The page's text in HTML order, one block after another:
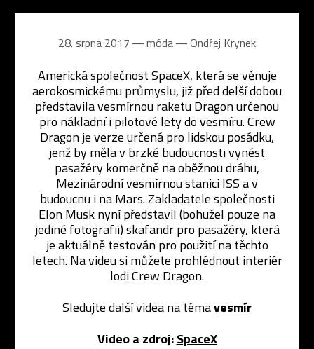
28. srpna 2017 ― móda ―Ondřej Krynek
Americká společnost SpaceX, která se věnuje
aerokosmickému průmyslu, již před delší dobou
představila vesmírnou raketu Dragon určenou
pro nákladní i pilotové lety do vesmíru. Crew
Dragon je verze určená pro lidskou posádku,
jenž by měla v brzké budoucnosti vynést
pasažéry komerčně na oběžnou dráhu,
Mezinárodní vesmírnou stanici ISS a v
budoucnu i na Mars. Zakladatele společnosti
Elon Musk nyní představil (bohužel pouze na
jediné fotografii) skafandr pro pasažéry, která
je aktuálně testován pro použití na těchto
letech. Na videu si můžete prohlédnout interiér
lodi Crew Dragon.
Sledujte další videa na témavesmír
Video a zdroj: SpaceX